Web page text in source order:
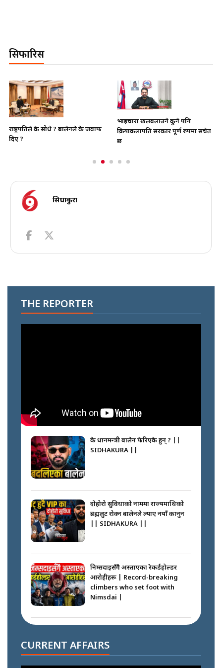
सिफारिस
राष्ट्रपतिले के सोधे ? बालेनले के जवाफ
दिए ?
भाइचारा खलबलाउने कुनै पनि
क्रियाकलापप्रति सरकार पूर्ण रुपमा सचेत
छ
सिधाकुरा
THE REPORTER
के प्रधानमन्त्री बालेन फेरिएकै हुन् ? ||
SIDHAKURA ||
दोहोरो सुविधाको नाममा राज्यमाथिको
ब्रह्मलुट रोक्न बालेनले ल्याए नयाँ कानुन
|| SIDHAKURA ||
निम्सदाइसँगै अस्ताएका रेकर्डहोल्डर
आरोहीहरू | Record-breaking
climbers who set foot with
Nimsdai |
अपराध श्रृङ्खला || SIDHAKURA ||
CURRENT AFFAIRS